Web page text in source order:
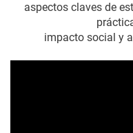
aspectos claves de
impacto social y